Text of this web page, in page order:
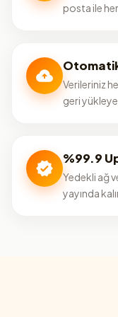
posta ile her
Verileriniz
geri
%99.9
Yedekli ağ
yayında